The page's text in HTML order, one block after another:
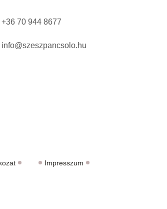
+36 70 944 8677
info@szeszpancsolo.hu
Impresszum